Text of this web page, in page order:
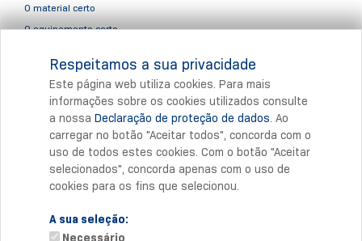
O material certo
O equipamento certo
Qualidade Um processo, nenhum estado
Imprimir
Respeitamos a sua privacidade
Este página web utiliza cookies. Para mais
informações sobre os cookies utilizados consulte
a nossa Declaração de proteção de dados. Ao
carregar no botão "Aceitar todos", concorda com o
uso de todos estes cookies. Com o botão "Aceitar
selecionados", concorda apenas com o uso de
cookies para os fins que selecionou.
A sua seleção:
Necessário